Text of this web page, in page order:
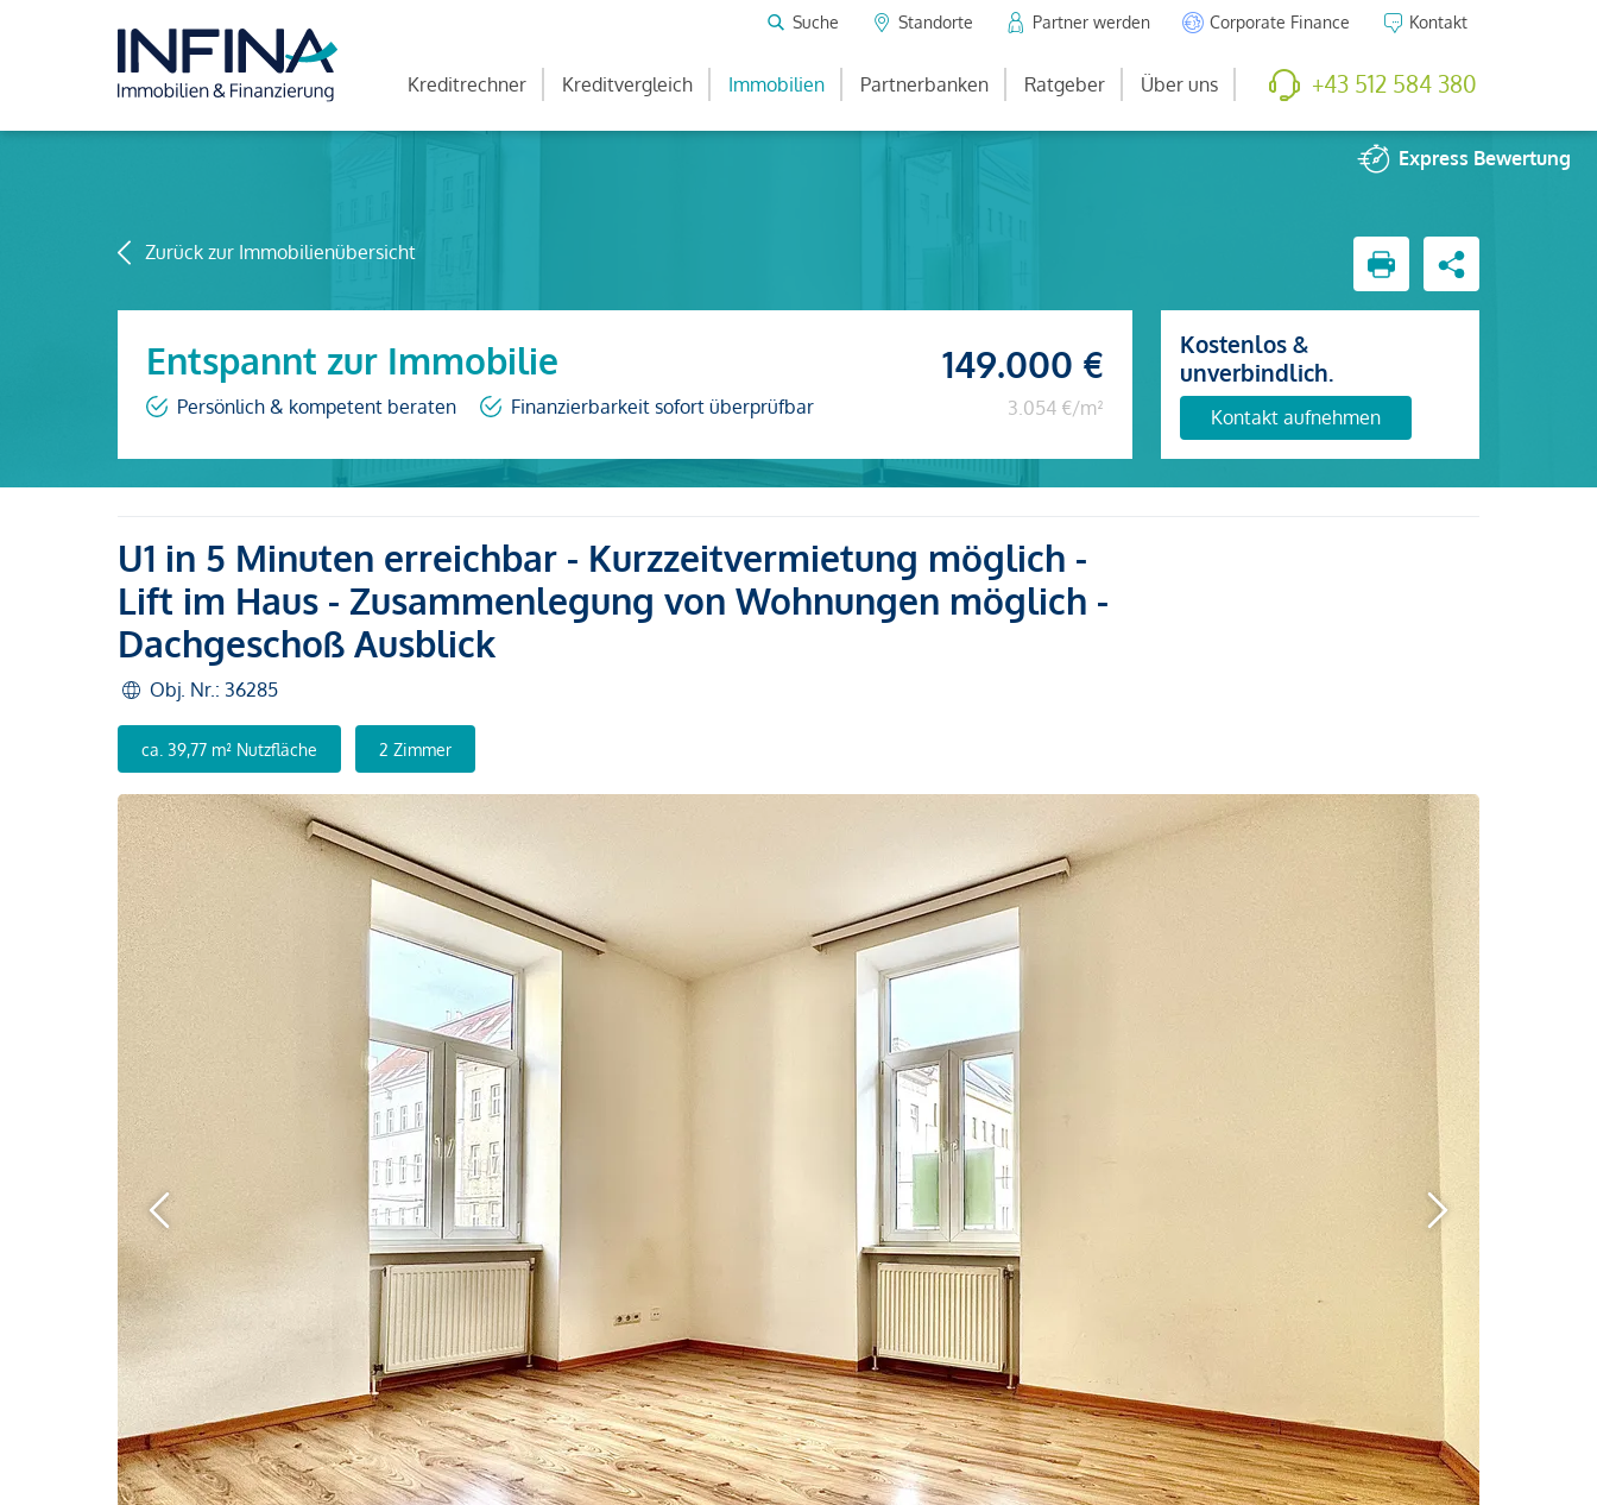
Suche Standorte Partner werden Corporate Finance Kontakt
Kreditrechner Kreditvergleich Immobilien Partnerbanken Ratgeber Über uns +43 512 584 380
Express Bewertung
Zurück zur Immobilienübersicht
Entspannt zur Immobilie
Persönlich & kompetent beraten Finanzierbarkeit sofort überprüfbar
149.000 €
3.054 €/m²
Kostenlos &
unverbindlich.
Kontakt aufnehmen
U1 in 5 Minuten erreichbar - Kurzzeitvermietung möglich -
Lift im Haus - Zusammenlegung von Wohnungen möglich -
Dachgeschoß Ausblick
Obj. Nr.: 36285
ca. 39,77 m² Nutzfläche 2 Zimmer